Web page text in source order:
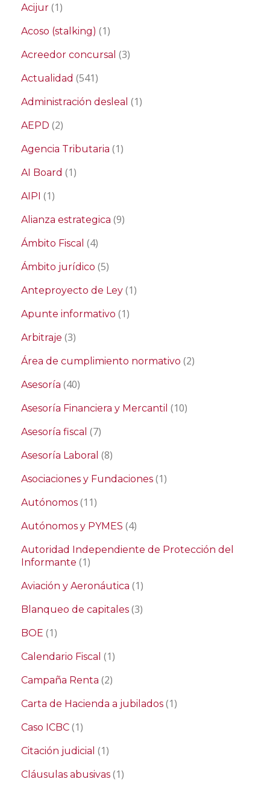
Acijur (1)
Acoso (stalking) (1)
Acreedor concursal (3)
Actualidad (541)
Administración desleal (1)
AEPD (2)
Agencia Tributaria (1)
AI Board (1)
AIPI (1)
Alianza estrategica (9)
Ámbito Fiscal (4)
Ámbito jurídico (5)
Anteproyecto de Ley (1)
Apunte informativo (1)
Arbitraje (3)
Área de cumplimiento normativo (2)
Asesoría (40)
Asesoría Financiera y Mercantil (10)
Asesoría fiscal (7)
Asesoría Laboral (8)
Asociaciones y Fundaciones (1)
Autónomos (11)
Autónomos y PYMES (4)
Autoridad Independiente de Protección del
Informante (1)
Aviación y Aeronáutica (1)
Blanqueo de capitales (3)
BOE (1)
Calendario Fiscal (1)
Campaña Renta (2)
Carta de Hacienda a jubilados (1)
Caso ICBC (1)
Citación judicial (1)
Cláusulas abusivas (1)